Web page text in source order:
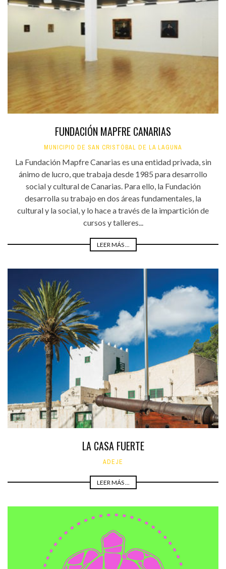
FUNDACIÓN MAPFRE CANARIAS
MUNICIPIO DE SAN CRISTÓBAL DE LA LAGUNA
La Fundación Mapfre Canarias es una entidad privada, sin
ánimo de lucro, que trabaja desde 1985 para desarrollo
social y cultural de Canarias. Para ello, la Fundación
desarrolla su trabajo en dos áreas fundamentales, la
cultural y la social, y lo hace a través de la impartición de
cursos y talleres...
LEER MÁS ...
LA CASA FUERTE
ADEJE
LEER MÁS ...